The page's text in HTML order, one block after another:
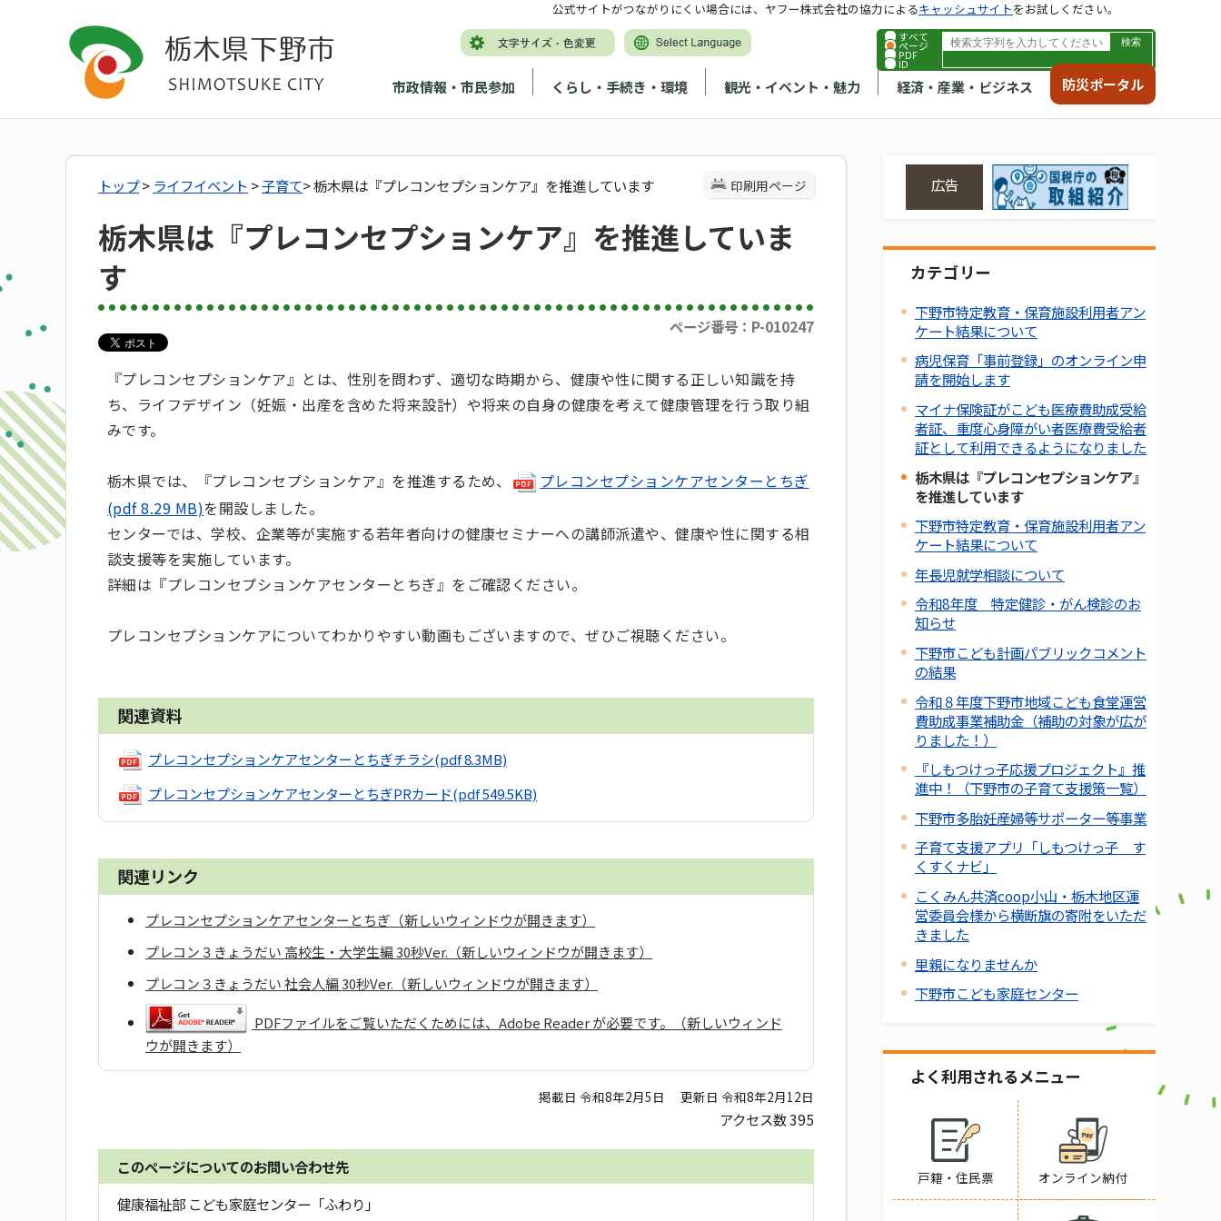
すべて
ページ
PDF
ID
市政情報・市民参加 くらし・手続き・環境 観光・イベント・魅力 経済・産業・ビジネス 防災ポータル
公式サイトがつながりにくい場合には、ヤフー株式会社の協力によるキャッシュサイトをお試しください。
印刷用ページ
トップ> ライフイベント >子育て> 栃木県は『プレコンセプションケア』を推進しています
栃木県は『プレコンセプションケア』を推進していま
す
ページ番号：P-010247
『プレコンセプションケア』とは、性別を問わず、適切な時期から、健康や性に関する正しい知識を持
ち、ライフデザイン（妊娠・出産を含めた将来設計）や将来の自身の健康を考えて健康管理を行う取り組
みです。
栃木県では、『プレコンセプションケア』を推進するため、
プレコンセプションケアセンターとちぎ
(pdf 8.29 MB)を開設しました。
センターでは、学校、企業等が実施する若年者向けの健康セミナーへの講師派遣や、健康や性に関する相
談支援等を実施しています。
詳細は『プレコンセプションケアセンターとちぎ』をご確認ください。
プレコンセプションケアについてわかりやすい動画もございますので、ぜひご視聴ください。
関連資料
プレコンセプションケアセンターとちぎチラシ(pdf 8.3MB)
プレコンセプションケアセンターとちぎPRカード(pdf 549.5KB)
関連リンク
プレコンセプションケアセンターとちぎ（新しいウィンドウが開きます）
プレコン３きょうだい 高校生・大学生編 30秒Ver.（新しいウィンドウが開きます）
プレコン３きょうだい 社会人編 30秒Ver.（新しいウィンドウが開きます）
PDFファイルをご覧いただくためには、Adobe Reader が必要です。（新しいウィンド
ウが開きます）
掲載日 令和8年2月5日 更新日 令和8年2月12日
アクセス数395
このページについてのお問い合わせ先
健康福祉部 こども家庭センター「ふわり」
広告
カテゴリー
下野市特定教育・保育施設利用者アン
ケート結果について
病児保育「事前登録」のオンライン申
請を開始します
マイナ保険証がこども医療費助成受給
者証、重度心身障がい者医療費受給者
証として利用できるようになりました
栃木県は『プレコンセプションケア』
を推進しています
下野市特定教育・保育施設利用者アン
ケート結果について
年長児就学相談について
令和8年度 特定健診・がん検診のお
知らせ
下野市こども計画パブリックコメント
の結果
令和８年度下野市地域こども食堂運営
費助成事業補助金（補助の対象が広が
りました！）
『しもつけっ子応援プロジェクト』推
進中！（下野市の子育て支援策一覧）
下野市多胎妊産婦等サポーター等事業
子育て支援アプリ「しもつけっ子 す
くすくナビ」
こくみん共済coop小山・栃木地区運
営委員会様から横断旗の寄附をいただ
きました
里親になりませんか
下野市こども家庭センター
よく利用されるメニュー
戸籍・住民票 オンライン納付